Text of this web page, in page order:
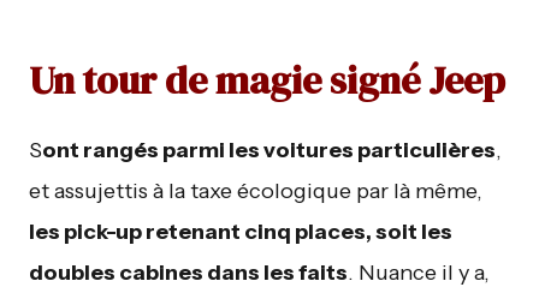
Un tour de magie signé Jeep
Sont rangés parmi les voitures particulières,
et assujettis à la taxe écologique par là même,
les pick-up retenant cinq places, soit les
doubles cabines dans les faits. Nuance il y a,